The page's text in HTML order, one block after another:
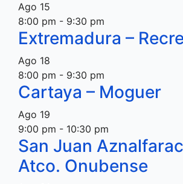
Ago 15
8:00 pm - 9:30 pm
Extremadura –
Ago 18
8:00 pm - 9:30 pm
Cartaya – Moguer
Ago 19
9:00 pm - 10:30 pm
San Juan
Atco. Onubense